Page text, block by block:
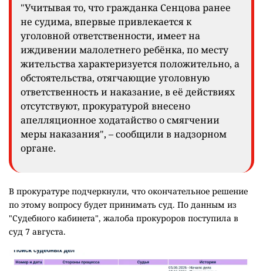
"Учитывая то, что гражданка Сенцова ранее
не судима, впервые привлекается к
уголовной ответственности, имеет на
иждивении малолетнего ребёнка, по месту
жительства характеризуется положительно, а
обстоятельства, отягчающие уголовную
ответственность и наказание, в её действиях
отсутствуют, прокуратурой внесено
апелляционное ходатайство о смягчении
меры наказания", – сообщили в надзорном
органе.
В прокуратуре подчеркнули, что окончательное решение
по этому вопросу будет принимать суд. По данным из
"Судебного кабинета", жалоба прокуроров поступила в
суд 7 августа.